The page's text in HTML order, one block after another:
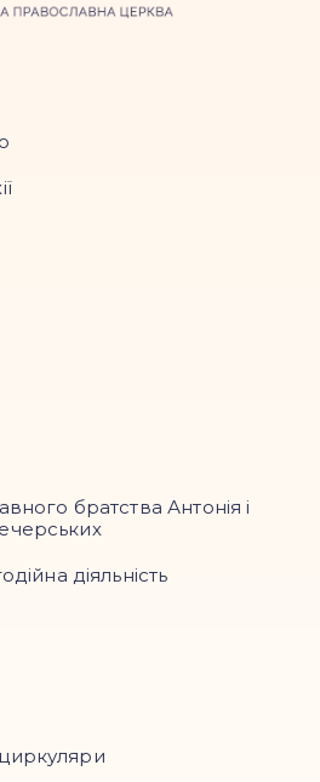
братства Антонія і
діяльність